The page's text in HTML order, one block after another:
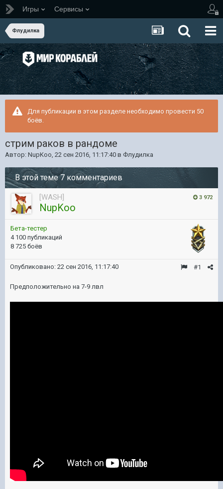
Игры Сервисы
Флудилка
Для публикации в этом разделе необходимо провести 50
боёв.
стрим раков в рандоме
Автор: NupKoo, 22 сен 2016, 11:17:40 в Флудилка
В этой теме 7 комментариев
3 972
[WASH]
NupKoo
Бета-тестер
4 100 публикаций
8 725 боёв
#1
Опубликовано: 22 сен 2016, 11:17:40
Предположительно на 7-9 лвл